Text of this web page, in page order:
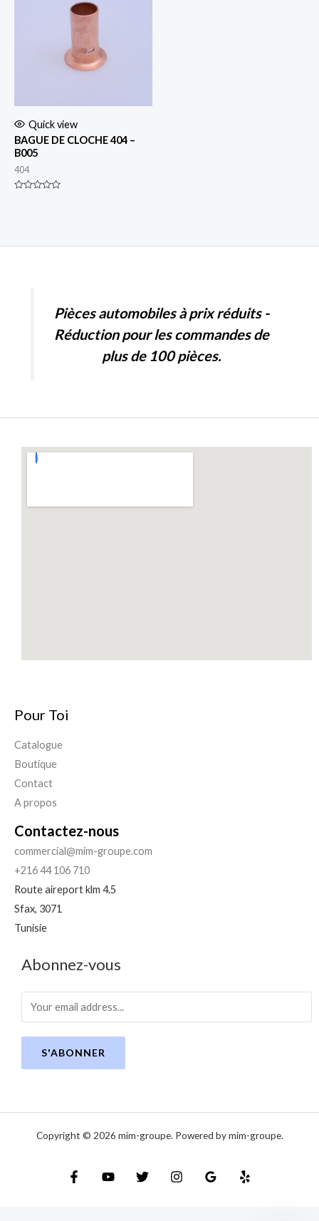
Quick view
BAGUE DE CLOCHE 404 –
B005
404
Pièces automobiles à prix réduits -
Réduction pour les commandes de
plus de 100 pièces.
Pour Toi
Catalogue
Boutique
Contact
A propos
Contactez-nous
commercial@mim-groupe.com
+216 44 106 710
Route aireport klm 4.5
Sfax, 3071
Tunisie
Abonnez-vous
S'ABONNER
Copyright © 2026 mim-groupe. Powered by mim-groupe.